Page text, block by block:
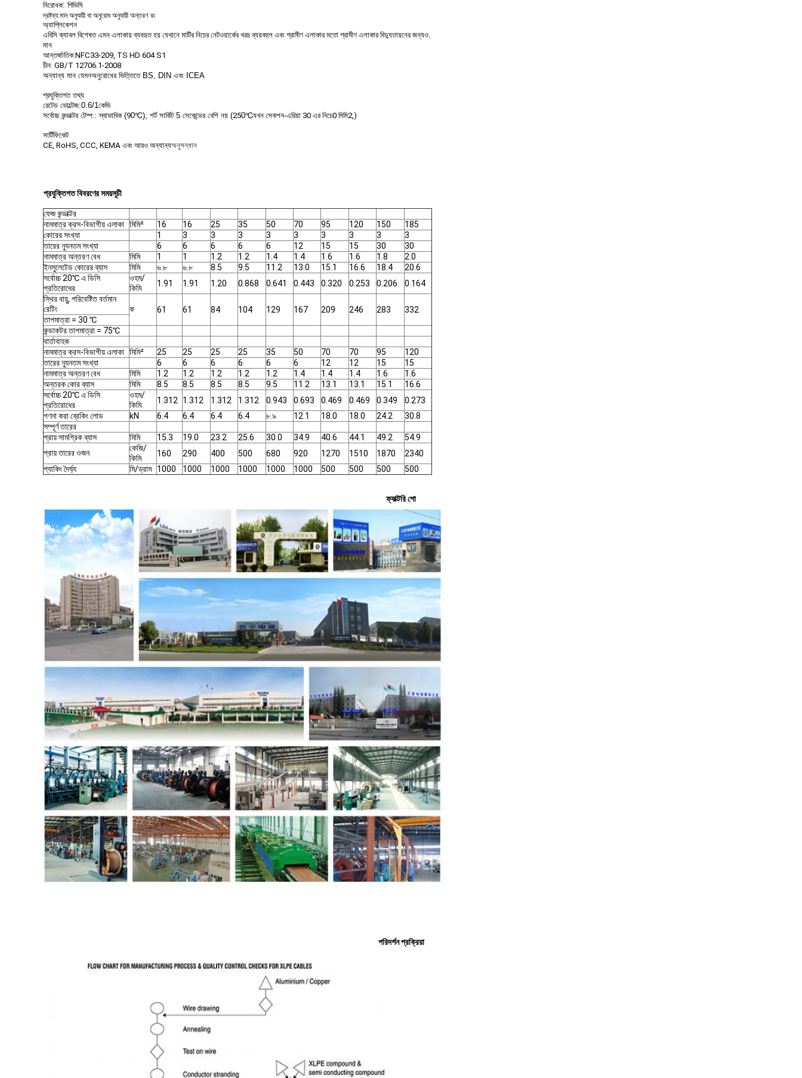
নিরোধক: পিভিসি
দ্রষ্টব্য:মান অনুযায়ী বা অনুরোধ অনুযায়ী অন্তরণ রং
অ্যাপ্লিকেশন
এবিসি ক্যাবল বিশেষত এমন এলাকায় ব্যবহৃত হয় যেখানে মাটির নিচের নেটওয়ার্কের খরচ ব্যয়বহুল এবং গ্রামীণ এলাকার মতো গ্রামীণ এলাকার বিদ্যুতায়নের জন্যও.
মান
আন্তর্জাতিক:NFC33-209, TS HD 604 S1
চীন: GB/T 12706.1-2008
অন্যান্য মান যেমনঅনুরোধের ভিত্তিতে BS, DIN এবং ICEA
প্রযুক্তিগত তথ্য
রেটেড ভোল্টেজ:0.6/1কেভি
সর্বোচ্চ.কন্ডাক্টর টেম্প.: স্বাভাবিক (90℃), শর্ট সার্কিট 5 সেকেন্ডের বেশি নয় (250℃যখন সেকশন-এরিয়া 30 এর নিচে0 মিমি2,)
সার্টিফিকেট
CE, RoHS, CCC, KEMA এবং আরও অন্যান্যঅনুসন্ধান
প্রযুক্তিগত বিবরণের সময়সূচী
ফেজ কন্ডাক্টর
নামমাত্র ক্রস-বিভাগীয় এলাকা মিমি² 16 16 25 35 50 70 95 120 150
185
কোরের সংখ্যা
1 3 3 3 3 3 3 3 3
3
তারের ন্যূনতম সংখ্যা
6 6 6 6 6 12 15 15 30
30
নামমাত্র অন্তরণ বেধ
মিমি 1 1 1.2 1.2 1.4 1.4 1.6 1.6 1.8
2.0
ইনসুলেটেড কোরের ব্যাস
মিমি ৬.৮ ৬.৮ 8.5 9.5 11.2 13.0 15.1 16.6 18.4
20.6
সর্বোচ্চ 20℃ এ ডিসি
প্রতিরোধের
ওহম/
কিমি
1.91 1.91 1.20 0.868 0.641 0.443 0.320 0.253 0.206
0.164
স্থির বায়ু, পরিবেষ্টিত বর্তমান
রেটিং
ক 61 61 84 104 129 167 209 246 283
332
তাপমাত্রা = 30 ℃
কন্ডাকটর তাপমাত্রা = 75℃
বার্তাবাহক
নামমাত্র ক্রস-বিভাগীয় এলাকা মিমি² 25 25 25 25 35 50 70 70 95
120
তারের ন্যূনতম সংখ্যা
6 6 6 6 6 6 12 12 15
15
নামমাত্র অন্তরণ বেধ
মিমি 1.2 1.2 1.2 1.2 1.2 1.4 1.4 1.4 1.6
1.6
অন্তরক কোর ব্যাস
মিমি 8.5 8.5 8.5 8.5 9.5 11.2 13.1 13.1 15.1
16.6
সর্বোচ্চ 20℃ এ ডিসি
প্রতিরোধের
ওহম/
কিমি
1.312 1.312 1.312 1.312 0.943 0.693 0.469 0.469 0.349
0.273
গণনা করা ব্রেকিং লোড
kN 6.4 6.4 6.4 6.4 ৮.৯ 12.1 18.0 18.0 24.2
30.8
সম্পূর্ণ তারের
প্রায় সামগ্রিক ব্যাস
মিমি 15.3 19.0 23.2 25.6 30.0 34.9 40.6 44.1 49.2
54.9
প্রায় তারের ওজন
কেজি/
কিমি
160 290 400 500 680 920 1270 1510 1870
2340
প্যাকিং দৈর্ঘ্য
মি/ড্রাম 1000 1000 1000 1000 1000 1000 500 500 500 500
ফ্যাক্টরি শো
পরিদর্শন প্রক্রিয়া